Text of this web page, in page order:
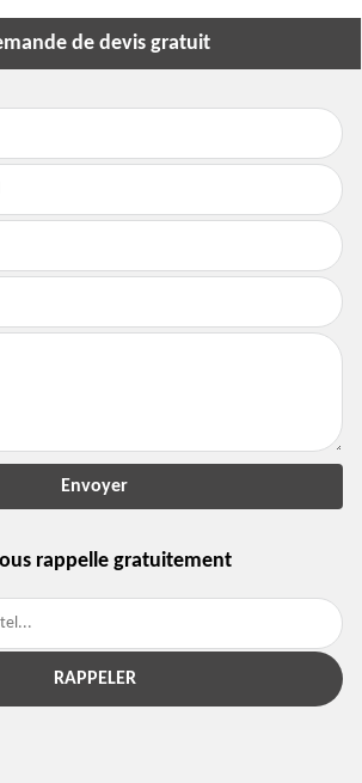
de devis gratuit
rappelle gratuitement